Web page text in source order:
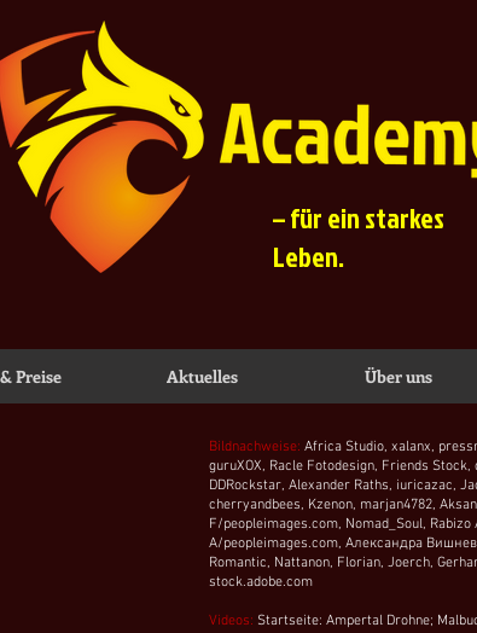
– für ein starkes
Leben.
Preise Aktuelles Über uns
Bildnachweise: Africa Studio, xalanx,
guruXOX, Racle Fotodesign, Friends Stock,
DDRockstar, Alexander Raths, iuricazac,
cherryandbees, Kzenon, marjan4782,
F/peopleimages.com, Nomad_Soul, Rabizo
A/peopleimages.com, Александра
Romantic, Nattanon, Florian, Joerch,
stock.adobe.com
Videos: Startseite: Ampertal Drohne;